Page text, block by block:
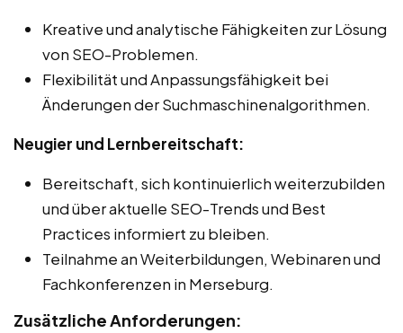
Kreative und analytische Fähigkeiten zur Lösung
von SEO-Problemen.
Flexibilität und Anpassungsfähigkeit bei
Änderungen der Suchmaschinenalgorithmen.
Neugier und Lernbereitschaft:
Bereitschaft, sich kontinuierlich weiterzubilden
und über aktuelle SEO-Trends und Best
Practices informiert zu bleiben.
Teilnahme an Weiterbildungen, Webinaren und
Fachkonferenzen in Merseburg.
Zusätzliche Anforderungen: